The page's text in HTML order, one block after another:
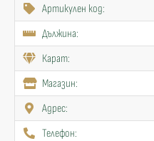
Артикулен код:
Дължина:
Карат:
Mагазин:
Адрес:
Телефон: